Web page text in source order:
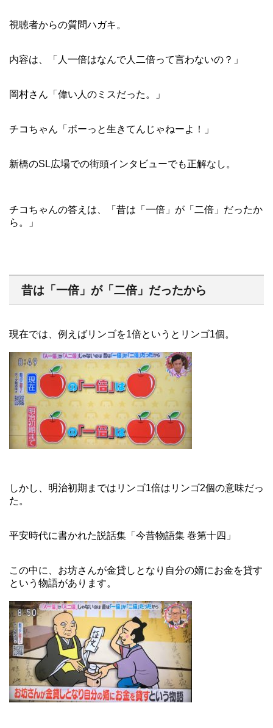
視聴者からの質問ハガキ。
内容は、「人一倍はなんで人二倍って言わないの？」
岡村さん「偉い人のミスだった。」
チコちゃん「ボーっと生きてんじゃねーよ！」
新橋のSL広場での街頭インタビューでも正解なし。
チコちゃんの答えは、「昔は「一倍」が「二倍」だったか
ら。」
昔は「一倍」が「二倍」だったから
現在では、例えばリンゴを1倍というとリンゴ1個。
しかし、明治初期まではリンゴ1倍はリンゴ2個の意味だっ
た。
平安時代に書かれた説話集「今昔物語集 巻第十四」
この中に、お坊さんが金貸しとなり自分の婿にお金を貸す
という物語があります。